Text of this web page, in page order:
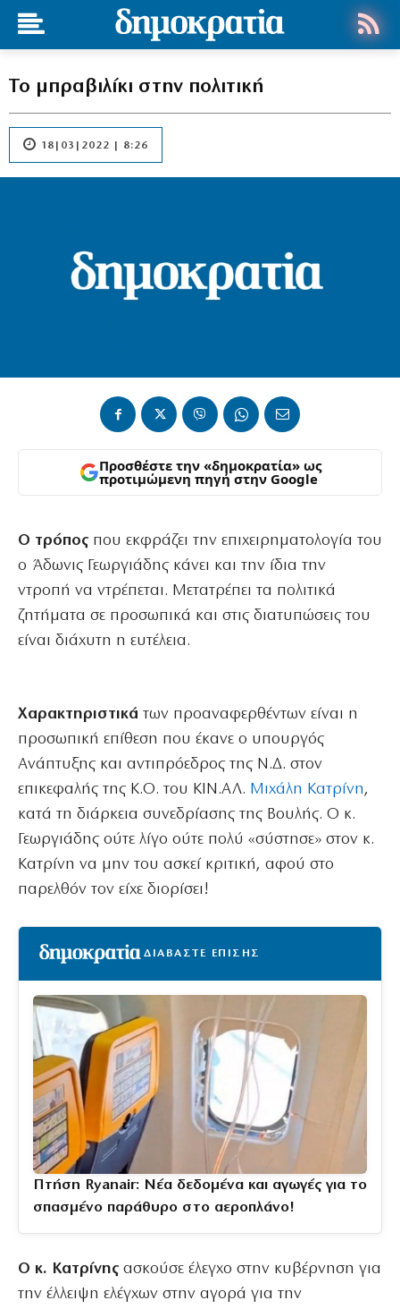
Το μπραβιλίκι στην πολιτική
18|03|2022 | 8:26
Προσθέστε την «δημοκρατία» ως
προτιμώμενη πηγή στην Google
Ο τρόπος που εκφράζει την επιχειρηματολογία του
ο Άδωνις Γεωργιάδης κάνει και την ίδια την
ντροπή να ντρέπεται. Μετατρέπει τα πολιτικά
ζητήματα σε προσωπικά και στις διατυπώσεις του
είναι διάχυτη η ευτέλεια.
Χαρακτηριστικά των προαναφερθέντων είναι η
προσωπική επίθεση που έκανε ο υπουργός
Ανάπτυξης και αντιπρόεδρος της Ν.Δ. στον
επικεφαλής της Κ.Ο. του ΚΙΝ.ΑΛ. Μιχάλη Κατρίνη,
κατά τη διάρκεια συνεδρίασης της Βουλής. Ο κ.
Γεωργιάδης ούτε λίγο ούτε πολύ «σύστησε» στον κ.
Κατρίνη να μην του ασκεί κριτική, αφού στο
παρελθόν τον είχε διορίσει!
ΔΙΑΒΑΣΤΕ ΕΠΙΣΗΣ
Πτήση Ryanair: Νέα δεδομένα και αγωγές για το
σπασμένο παράθυρο στο αεροπλάνο!
Ο κ. Κατρίνης ασκούσε έλεγχο στην κυβέρνηση για
την έλλειψη ελέγχων στην αγορά για την